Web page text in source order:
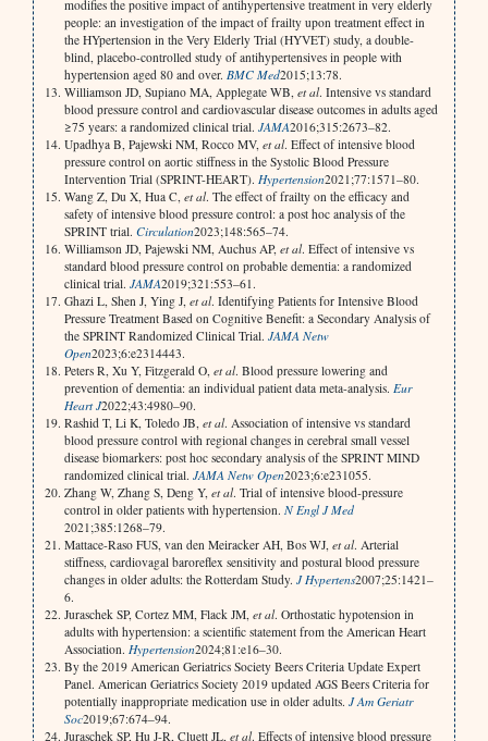
modifies the positive impact of antihypertensive treatment in very elderly
people: an investigation of the impact of frailty upon treatment effect in
the HYpertension in the Very Elderly Trial (HYVET) study, a double-
blind, placebo-controlled study of antihypertensives in people with
hypertension aged 80 and over. BMC Med2015;13:78.
Williamson JD, Supiano MA, Applegate WB, et al. Intensive vs standard
blood pressure control and cardiovascular disease outcomes in adults aged
≥75 years: a randomized clinical trial. JAMA2016;315:2673–82.
Upadhya B, Pajewski NM, Rocco MV, et al. Effect of intensive blood
pressure control on aortic stiffness in the Systolic Blood Pressure
Intervention Trial (SPRINT-HEART). Hypertension2021;77:1571–80.
Wang Z, Du X, Hua C, et al. The effect of frailty on the efficacy and
safety of intensive blood pressure control: a post hoc analysis of the
SPRINT trial. Circulation2023;148:565–74.
Williamson JD, Pajewski NM, Auchus AP, et al. Effect of intensive vs
standard blood pressure control on probable dementia: a randomized
clinical trial. JAMA2019;321:553–61.
Ghazi L, Shen J, Ying J, et al. Identifying Patients for Intensive Blood
Pressure Treatment Based on Cognitive Benefit: a Secondary Analysis of
the SPRINT Randomized Clinical Trial. JAMA Netw
Open2023;6:e2314443.
Peters R, Xu Y, Fitzgerald O, et al. Blood pressure lowering and
prevention of dementia: an individual patient data meta-analysis. Eur
Heart J2022;43:4980–90.
Rashid T, Li K, Toledo JB, et al. Association of intensive vs standard
blood pressure control with regional changes in cerebral small vessel
disease biomarkers: post hoc secondary analysis of the SPRINT MIND
randomized clinical trial. JAMA Netw Open2023;6:e231055.
Zhang W, Zhang S, Deng Y, et al. Trial of intensive blood-pressure
control in older patients with hypertension. N Engl J Med
2021;385:1268–79.
Mattace-Raso FUS, van den Meiracker AH, Bos WJ, et al. Arterial
stiffness, cardiovagal baroreflex sensitivity and postural blood pressure
changes in older adults: the Rotterdam Study. J Hypertens2007;25:1421–
6.
Juraschek SP, Cortez MM, Flack JM, et al. Orthostatic hypotension in
adults with hypertension: a scientific statement from the American Heart
Association. Hypertension2024;81:e16–30.
By the 2019 American Geriatrics Society Beers Criteria Update Expert
Panel. American Geriatrics Society 2019 updated AGS Beers Criteria for
potentially inappropriate medication use in older adults. J Am Geriatr
Soc2019;67:674–94.
Juraschek SP, Hu J-R, Cluett JL, et al. Effects of intensive blood pressure